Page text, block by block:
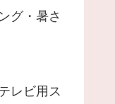
グ・暑さ
レビ用ス